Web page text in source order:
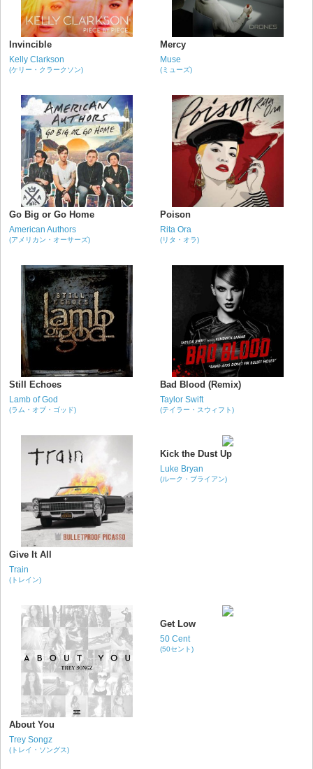
Invincible
Kelly Clarkson
(ケリー・クラークソン)
Mercy
Muse
(ミューズ)
Go Big or Go Home
American Authors
(アメリカン・オーサーズ)
Poison
Rita Ora
(リタ・オラ)
Still Echoes
Lamb of God
(ラム・オブ・ゴッド)
Bad Blood (Remix)
Taylor Swift
(テイラー・スウィフト)
Give It All
Train
(トレイン)
Kick the Dust Up
Luke Bryan
(ルーク・ブライアン)
About You
Trey Songz
(トレイ・ソングス)
Get Low
50 Cent
(50セント)